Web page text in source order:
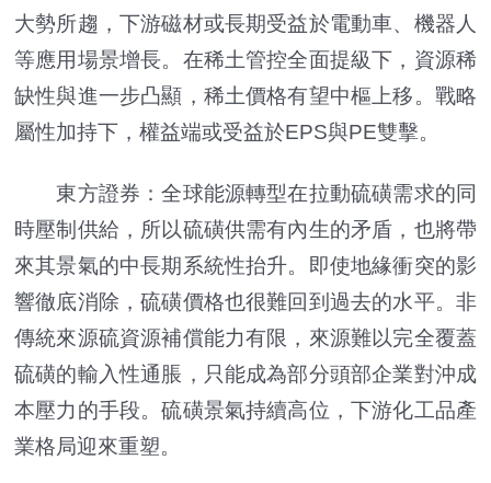
大勢所趨，下游磁材或長期受益於電動車、機器人
等應用場景增長。在稀土管控全面提級下，資源稀
缺性與進一步凸顯，稀土價格有望中樞上移。戰略
屬性加持下，權益端或受益於EPS與PE雙擊。
東方證券：全球能源轉型在拉動硫磺需求的同
時壓制供給，所以硫磺供需有內生的矛盾，也將帶
來其景氣的中長期系統性抬升。即使地緣衝突的影
響徹底消除，硫磺價格也很難回到過去的水平。非
傳統來源硫資源補償能力有限，來源難以完全覆蓋
硫磺的輸入性通脹，只能成為部分頭部企業對沖成
本壓力的手段。硫磺景氣持續高位，下游化工品產
業格局迎來重塑。